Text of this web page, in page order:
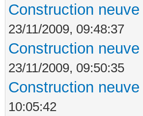
Construction
23/11/2009, 09:48:37
Construction
23/11/2009, 09:50:35
Construction
10:05:42